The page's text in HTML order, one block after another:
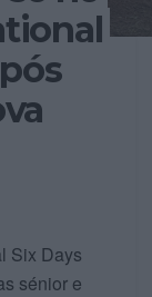
Six Days
sénior e